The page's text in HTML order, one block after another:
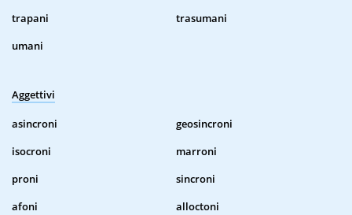
trapani
trasumani
umani
Aggettivi
asincroni
geosincroni
isocroni
marroni
proni
sincroni
afoni
alloctoni